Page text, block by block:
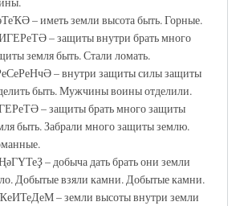
– иметь земли высота быть. Горные.
– защиты внутри брать много
земля быть. Стали ломать.
– внутри защиты силы защиты
быть. Мужчины воины отделили.
– защиты брать много защиты
быть. Забрали много защиты землю.
– добыча дать брать они земли
Добытые взяли камни. Добытые камни.
– земли высоты внутри земли